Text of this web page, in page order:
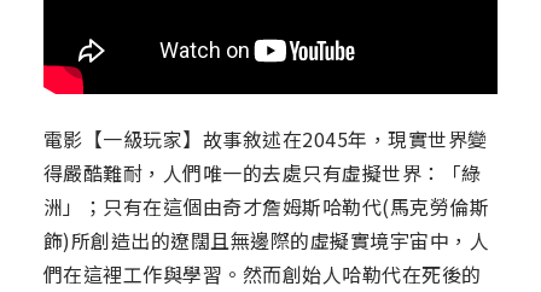
電影【一級玩家】故事敘述在2045年，現實世界變
得嚴酷難耐，人們唯一的去處只有虛擬世界：「綠
洲」；只有在這個由奇才詹姆斯哈勒代(馬克勞倫斯
飾)所創造出的遼闊且無邊際的虛擬實境宇宙中，人
們在這裡工作與學習。然而創始人哈勒代在死後的